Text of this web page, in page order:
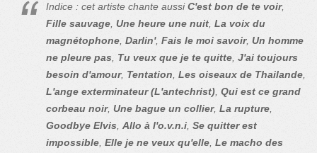
Indice : cet artiste chante aussiC'est bon de te voir,
Fille sauvage Une heure une nuit La voix du
magnétophone Darlin', Fais le moi savoir, Un homme
ne pleure pas
Tu veux que je te quitte J'ai toujours
besoin d'amour, Tentation Les oiseaux de Thailande
L'ange exterminateur (L'antechrist) Qui est ce grand
corbeau noir, Une bague un collier, La rupture
Goodbye Elvis Allo à l'o.v.n.i Se quitter est
impossible Elle je ne veux qu'elle Le macho des